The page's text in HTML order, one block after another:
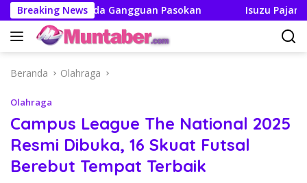
Langsung
ke
konten
Breaking News
Boleh Ada Gangguan Pasokan Isuzu Pajang
Beranda Olahraga
Olahraga
Campus League The National 2025
Resmi Dibuka, 16 Skuat Futsal
Berebut Tempat Terbaik